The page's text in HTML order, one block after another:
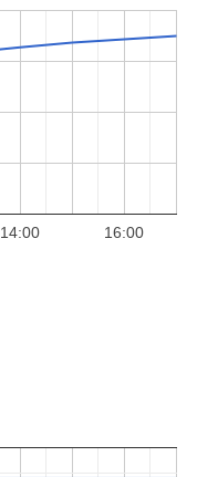
14:00 16:00